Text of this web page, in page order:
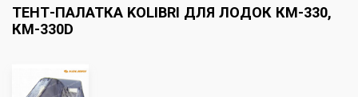
ТЕНТ-ПАЛАТКА KOLIBRI ДЛЯ ЛОДОК КМ-330,
КМ-330D